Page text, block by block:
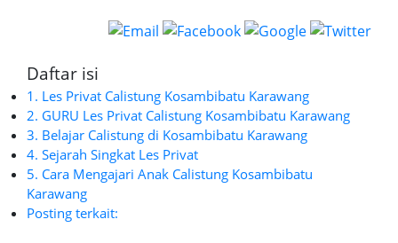
Daftar isi
1. Les Privat Calistung Kosambibatu Karawang
2. GURU Les Privat Calistung Kosambibatu Karawang
3. Belajar Calistung di Kosambibatu Karawang
4. Sejarah Singkat Les Privat
5. Cara Mengajari Anak Calistung Kosambibatu
Karawang
Posting terkait: